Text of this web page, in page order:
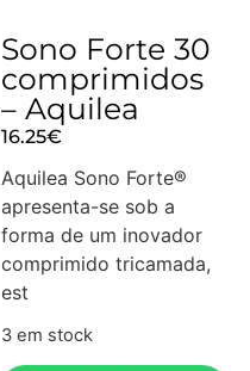
Sono Forte 30
comprimidos
– Aquilea
16.25€
Aquilea Sono Forte®
apresenta-se sob a
forma de um inovador
comprimido tricamada,
est
3 em stock